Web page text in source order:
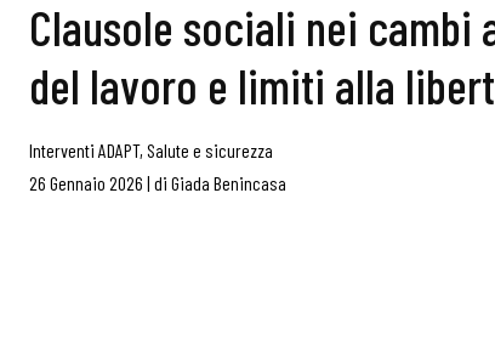
Clausole sociali nei cambi
del lavoro e limiti alla
Interventi ADAPT, Salute e sicurezza
26 Gennaio 2026 | di Giada Benincasa